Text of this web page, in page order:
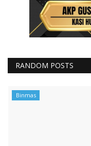
RANDOM POSTS
Binmas